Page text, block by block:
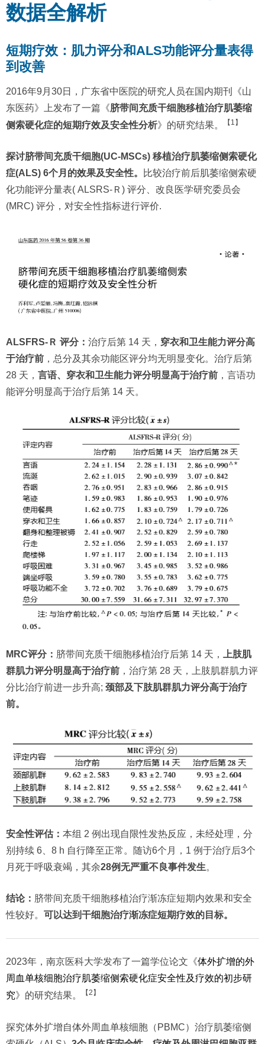
数据全解析
短期疗效：肌力评分和ALS功能评分量表得
到改善
2016年9月30日，广东省中医院的研究人员在国内期刊《山
东医药》上发布了一篇《脐带间充质干细胞移植治疗肌萎缩
侧索硬化症的短期疗效及安全性分析》的研究结果。 【1】
探讨脐带间充质干细胞(UC-MSCs) 移植治疗肌萎缩侧索硬化
症(ALS) 6个月的效果及安全性。
比较治疗前后肌萎缩侧索硬
化功能评分量表( ALSRS-Ｒ) 评分、改良医学研究委员会
(MRC) 评分，对安全性指标进行评价.
ALSFRS-Ｒ 评分： 治疗后第 14 天， 穿衣和卫生能力评分高
于治疗前 ，总分及其余功能区评分均无明显变化。治疗后第
28 天， 言语、穿衣和卫生能力评分明显高于治疗前 ，言语功
能评分明显高于治疗后第 14 天。
MRC评分： 脐带间充质干细胞移植治疗后第 14 天，
上肢肌
群肌力评分明显高于治疗前 ，治疗第 28 天，上肢肌群肌力评
分比治疗前进一步升高; 颈部及下肢肌群肌力评分高于治疗
前。
安全性评估： 本组 2 例出现自限性发热反应，未经处理，分
别持续 6、8 h 自行降至正常。随访6个月，1 例于治疗后3个
月死于呼吸衰竭，其余28例无严重不良事件发生。
结论： 脐带间充质干细胞移植治疗渐冻症短期内效果和安全
性较好。 可以达到干细胞治疗渐冻症短期疗效的目标。
2023年，南京医科大学发布了一篇学位论文《体外扩增的外
周血单核细胞治疗肌萎缩侧索硬化症安全性及疗效的初步研
究》的研究结果。 【2】
探究体外扩增自体外周血单核细胞（PBMC）治疗肌萎缩侧